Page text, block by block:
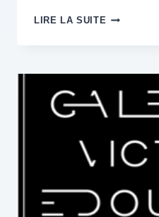
LIRE LA SUITE EN
MAGAZINE